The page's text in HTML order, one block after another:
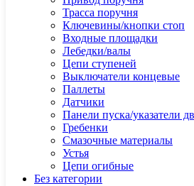
Трасса поручня
Ключевины/кнопки стоп
Входные площадки
Лебедки/валы
Цепи ступеней
Выключатели концевые
Паллеты
Датчики
Панели пуска/указатели
Гребенки
Смазочные материалы
Устья
Цепи огибные
Без категории